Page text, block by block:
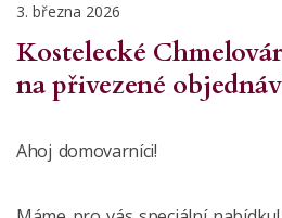
3. března 2026
Kostelecké
na přivezené
Ahoj domovarníci!